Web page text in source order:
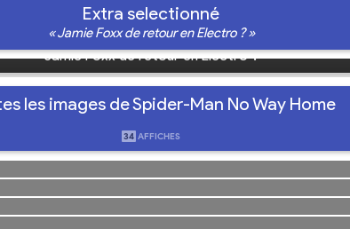
Extra selectionné
« Jamie Foxx de retour en Electro ? »
Jamie Foxx de retour en Electro ?
les images de Spider-Man No Way Home
34 AFFICHES